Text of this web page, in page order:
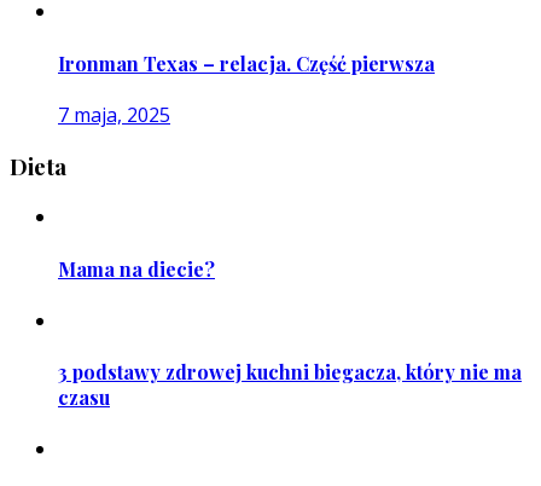
Ironman Texas – relacja. Część pierwsza
7 maja, 2025
Dieta
Mama na diecie?
3 podstawy zdrowej kuchni biegacza, który nie ma
czasu